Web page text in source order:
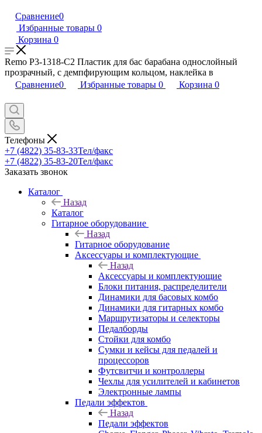
Сравнение0
Избранные товары 0
Корзина 0
Remo P3-1318-C2 Пластик для бас барабана однослойный
прозрачный, с демпфирующим кольцом, наклейка в
Сравнение0 Избранные товары 0 Корзина 0
Телефоны
+7 (4822) 35-83-33Тел/факс
+7 (4822) 35-83-20Тел/факс
Заказать звонок
Каталог
Назад
Каталог
Гитарное оборудование
Назад
Гитарное оборудование
Аксессуары и комплектующие
Назад
Аксессуары и комплектующие
Блоки питания, распределители
Динамики для басовых комбо
Динамики для гитарных комбо
Маршрутизаторы и селекторы
Педалборды
Стойки для комбо
Сумки и кейсы для педалей и
процессоров
Футсвитчи и контроллеры
Чехлы для усилителей и кабинетов
Электронные лампы
Педали эффектов
Назад
Педали эффектов